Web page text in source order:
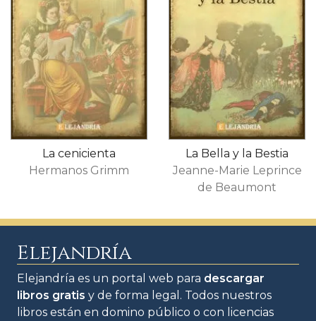
La cenicienta
Hermanos Grimm
La Bella y la Bestia
Jeanne-Marie Leprince
de Beaumont
Elejandría
Elejandría es un portal web para descargar
libros gratis y de forma legal. Todos nuestros
libros están en domino público o con licencias